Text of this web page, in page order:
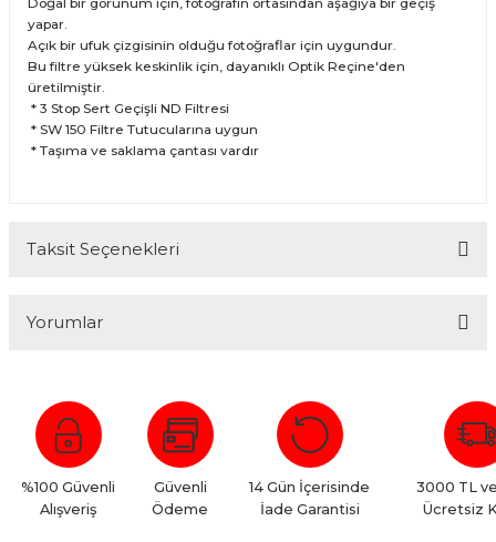
yapar.
Açık bir ufuk çizgisinin olduğu fotoğraflar için uygundur.
Bu filtre yüksek keskinlik için, dayanıklı Optik Reçine'den
üretilmiştir.
* 3 Stop Sert Geçişli ND Filtresi
* SW 150 Filtre Tutucularına uygun
* Taşıma ve saklama çantası vardır
Taksit Seçenekleri
Yorumlar
Bu ürüne ilk yorumu siz yapın!
Yorum Yaz
%100 Güvenli
Alışveriş
Güvenli
Ödeme
14 Gün İçerisinde
İade Garantisi
3000 TL
Ücretsiz